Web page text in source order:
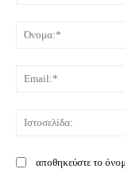
αποθηκεύστε το